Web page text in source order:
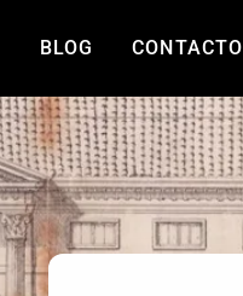
BLOG CONTACTO